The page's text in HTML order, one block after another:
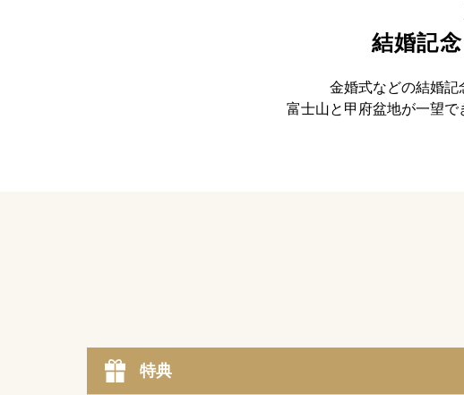
結婚記
金婚式などの結婚記
富士山と甲府盆地が一望で
特典